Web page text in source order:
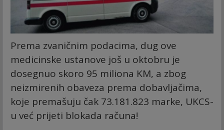
Prema zvaničnim podacima, dug ove
medicinske ustanove još u oktobru je
dosegnuo skoro 95 miliona KM, a zbog
neizmirenih obaveza prema dobavljačima,
koje premašuju čak 73.181.823 marke, UKCS-
u već prijeti blokada računa!